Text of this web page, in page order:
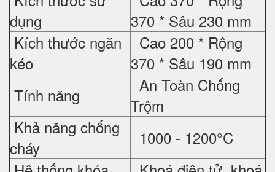
dụng
370 * Sâu 230 mm
Kích thước ngăn
kéo
Cao 200 * Rộng
370 * Sâu 190 mm
Tính năng
An Toàn Chống
Trộm
Khả năng chống
cháy
1000 - 1200°C